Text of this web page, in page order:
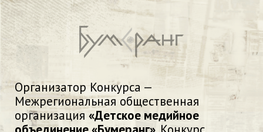
Организатор Конкурса —
Межрегиональная общественная
организация «Детское медийное